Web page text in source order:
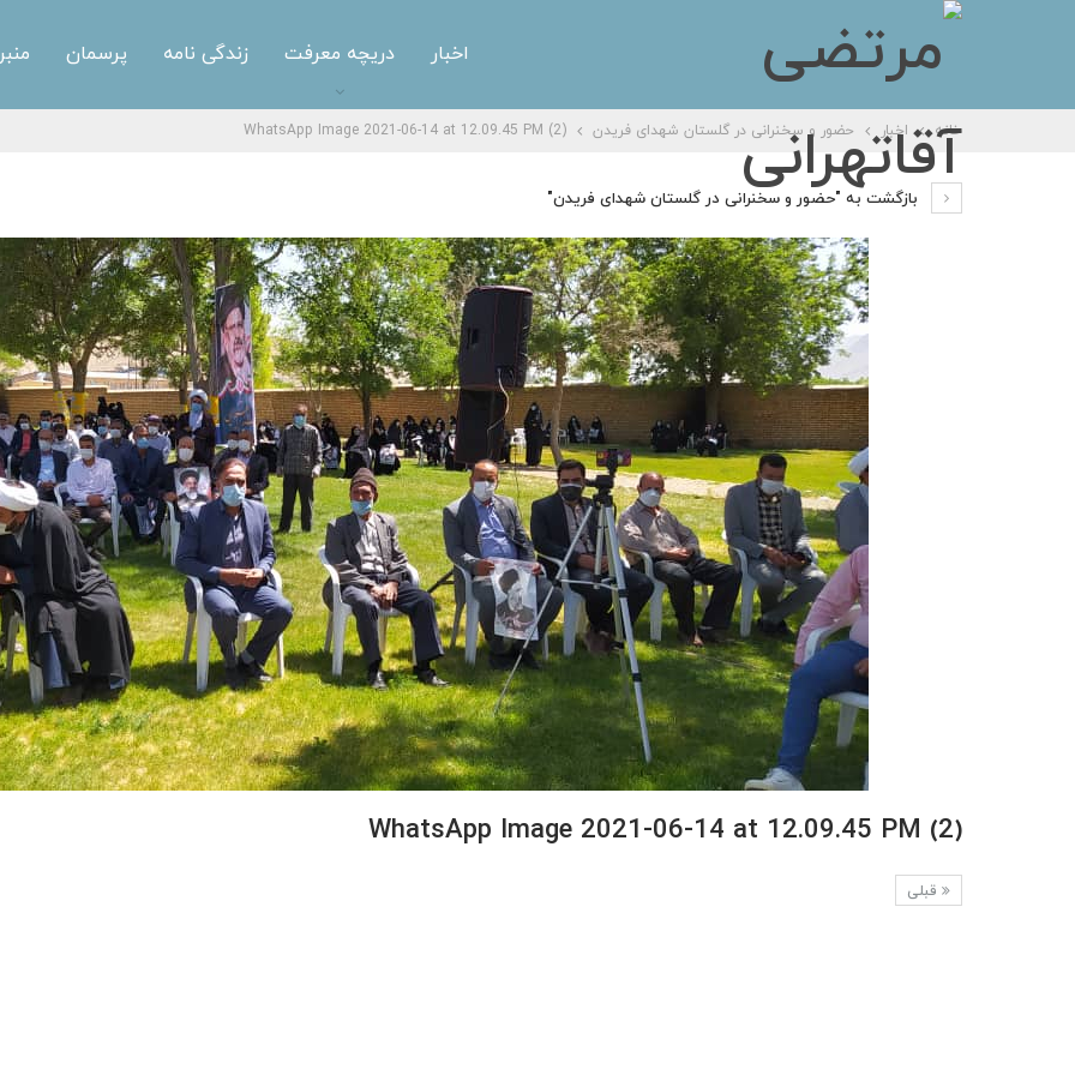
اخبار دریچه معرفت زندگی نامه پرسمان
خانه اخبار حضور و سخنرانی در گلستان شهدای فریدن WhatsApp Image 2021-06-14 at 12.09.45 PM (2)
بازگشت به "حضور و سخنرانی در گلستان شهدای فریدن"
WhatsApp Image 2021-06-14 at 12.09.45 PM (2)
قبلی